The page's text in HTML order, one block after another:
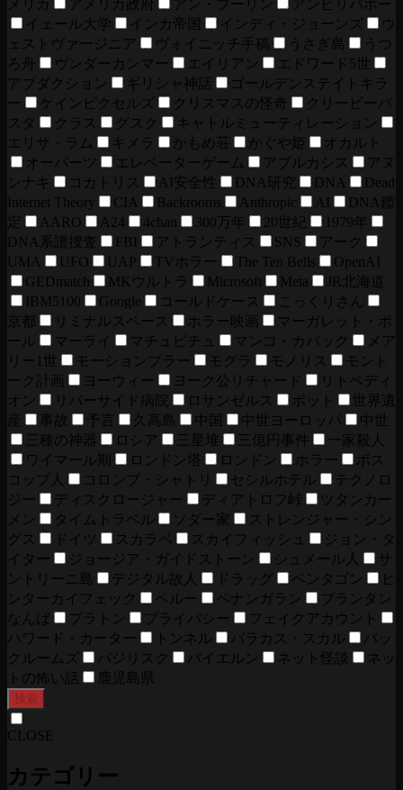
メリカ
アメリカ政府 アン・ブーリン
アンビリバボー
イェール大学
インカ帝国 インディ・ジョーンズ
ウ
ェストヴァージニア
ヴォイニッチ手稿 うさぎ島
うつ
ろ舟
ヴンダーカンマー エイリアン
エドワード5世
アブダクション
ギリシャ神話
ゴールデンステイトキラ
ー
ケインピクセルズ クリスマスの怪奇
クリーピーパ
スタ
クラス グスク
キャトルミューティレーション
エリサ・ラム
キメラ かもめ荘 かぐや姫
オカルト
オーパーツ
エレベーターゲーム アブルカシス
アヌ
ンナキ
コカトリス AI安全性 DNA研究 DNA
Dead
Internet Theory
CIA Backrooms Anthropic AI
DNA鑑
定
AARO A24 4chan 300万年 20世紀
1979年
DNA系譜捜査
FBI アトランティス SNS
アーク
UMA
UFO UAP TVホラー The Ten Bells
OpenAI
GEDmatch
MKウルトラ Microsoft Meta
JR北海道
IBM5100
Google コールドケース
こっくりさん
京都
リミナルスペース ホラー映画
マーガレット・ポ
ール
マーライ マチュピチュ マンコ・カパック
メア
リー1世
モーションブラー モグラ モノリス
モント
ーク計画
ヨーウィー ヨーク公リチャード
リトペディ
オン
リバーサイド病院 ロサンゼルス ボット
世界遺
産
事故 予言 久高島 中国 中世ヨーロッパ
中世
三種の神器
ロシア 三星堆 三億円事件
一家殺人
ワイマール期
ロンドン塔 ロンドン ホラー
ボス
コップ人
コロンブ・シャトリ セシルホテル
テクノロ
ジー
ディスクロージャー ディアトロフ峠
ツタンカー
メン
タイムトラベル ソダー家
ストレンジャー・シン
グス
ドイツ スカラベ スカイフィッシュ
ジョン・タ
イター
ジョージア・ガイドストーン シュメール人
サ
ントリーニ島
デジタル故人 ドラッグ ペンタゴン
ヒ
ンターカイフェック
ペルー ペナンガラン
プランタン
なんば
プラトン プライバシー
フェイクアカウント
ハワード・カーター
トンネル パラカス・スカル
バッ
クルームズ
バジリスク バイエルン ネット怪談
ネッ
トの怖い話
鹿児島県
検索
CLOSE
カテゴリー